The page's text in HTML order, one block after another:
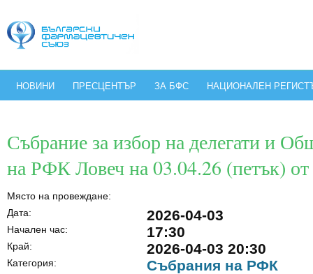
НОВИНИ ПРЕСЦЕНТЪР ЗА БФС НАЦИОНАЛЕН
Събрание за избор на делегати и
на РФК Ловеч на 03.04.26 (петък)
Място на провеждане:
Дата:
2026-04-03
Начален час: 17:30
Край: 2026-04-03 20:30
Категория: Събрания на РФК